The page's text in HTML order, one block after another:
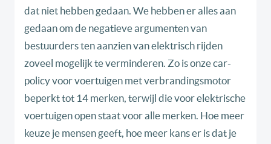
dat niet hebben gedaan. We hebben er alles aan
gedaan om de negatieve argumenten van
bestuurders ten aanzien van elektrisch rijden
zoveel mogelijk te verminderen. Zo is onze car-
policy voor voertuigen met verbrandingsmotor
beperkt tot 14 merken, terwijl die voor elektrische
voertuigen open staat voor alle merken. Hoe meer
keuze je mensen geeft, hoe meer kans er is dat je